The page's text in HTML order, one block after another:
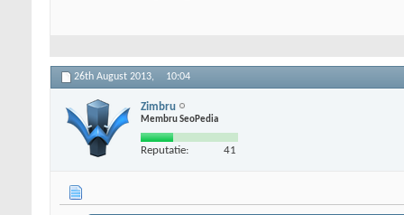
26th August 2013, 10:04
Zimbru
Membru SeoPedia
Reputatie: 41